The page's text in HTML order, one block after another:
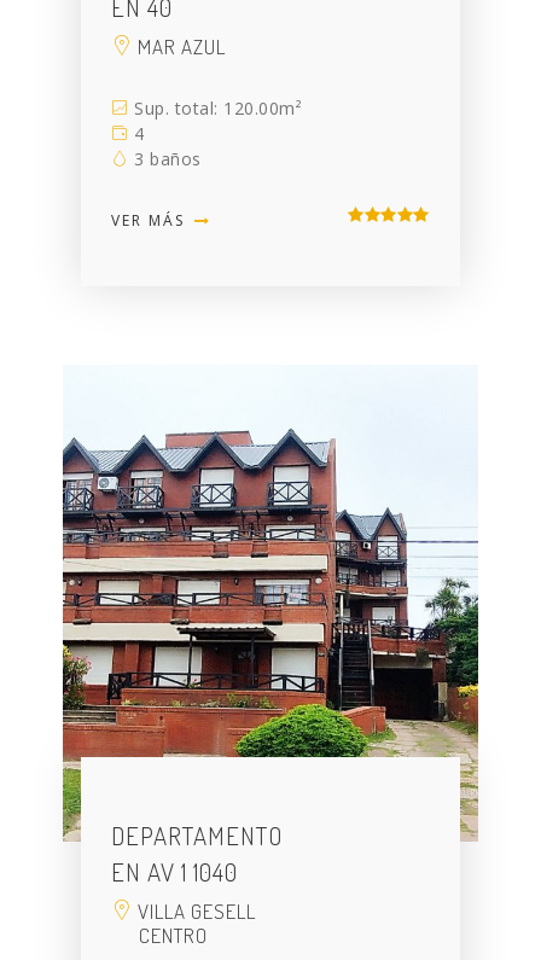
EN 40
MAR AZUL
Sup. total: 120.00m²
4
3 baños
VER MÁS
DEPARTAMENTO
EN AV 1 1040
VILLA GESELL
CENTRO